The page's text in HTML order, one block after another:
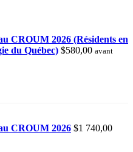
CROUM 2026 (Résidents en
du Québec) $580,00 avant
CROUM 2026 $1 740,00